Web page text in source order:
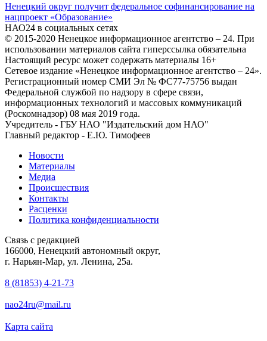
Ненецкий округ получит федеральное софинансирование на
нацпроект «Образование»
НАО24 в социальных сетях
© 2015-2020 Ненецкое информационное агентство – 24. При
использовании материалов сайта гиперссылка обязательна
Настоящий ресурс может содержать материалы 16+
Сетевое издание «Ненецкое информационное агентство – 24».
Регистрационный номер СМИ Эл № ФС77-75756 выдан
Федеральной службой по надзору в сфере связи,
информационных технологий и массовых коммуникаций
(Роскомнадзор) 08 мая 2019 года.
Учредитель - ГБУ НАО "Издательский дом НАО"
Главный редактор - Е.Ю. Тимофеев
Новости
Материалы
Медиа
Происшествия
Контакты
Расценки
Политика конфиденциальности
Связь с редакцией
166000, Ненецкий автономный округ,
г. Нарьян-Мар, ул. Ленина, 25а.
8 (81853) 4-21-73
nao24ru@mail.ru
Карта сайта